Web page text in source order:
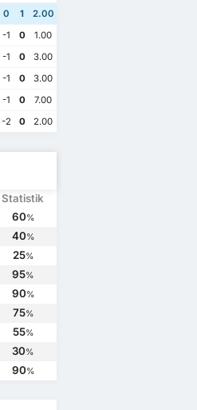
16/3/2025
Celtic
Rangers
0 1
2.00
-1 0
1.00
-1 0
3.00
-1 0
3.00
-1 0
7.00
-2 0 2.00
Statistik
60%
40%
25%
95%
90%
75%
55%
30%
90%